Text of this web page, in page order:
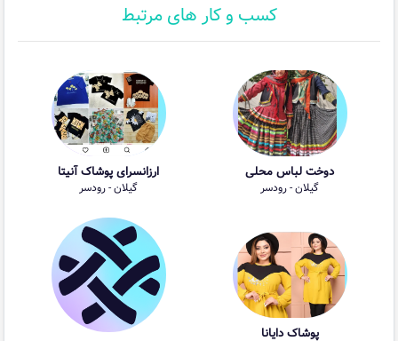
کسب و کار های مرتبط
دوخت لباس محلی
گیلان - رودسر
ارزانسرای پوشاک آنیتا
گیلان - رودسر
پوشاک دایانا